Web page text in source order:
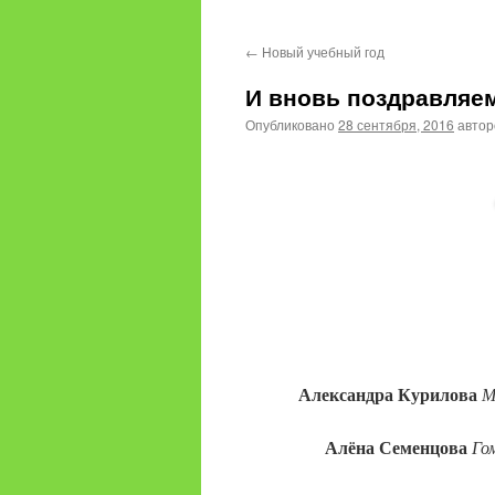
← Новый учебный год
И вновь
Опубликовано 28 сентября, 2016
Александра Курилова
Алёна Семенцова